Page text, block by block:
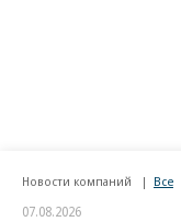
Новости компаний Все
07.08.2026